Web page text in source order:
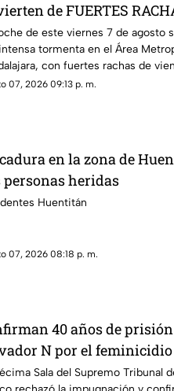
de FUERTES
superiores a los 60
lluvia en
de este viernes 7 de agosto
tormenta en el Área
con fuertes rachas de
07, 2026 09:13 p. m.
en la zona de
personas heridas
Huentitán
07, 2026 08:18 p. m.
40 años de
N por el
Sala del Supremo Tribunal